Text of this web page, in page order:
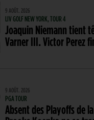
9 AOÛT. 2026
LIV GOLF NEW YORK, TOUR 4
Joaquin Niemann tient
Varner III. Victor Perez
9 AOÛT. 2026
PGA TOUR
Absent des Playoffs de